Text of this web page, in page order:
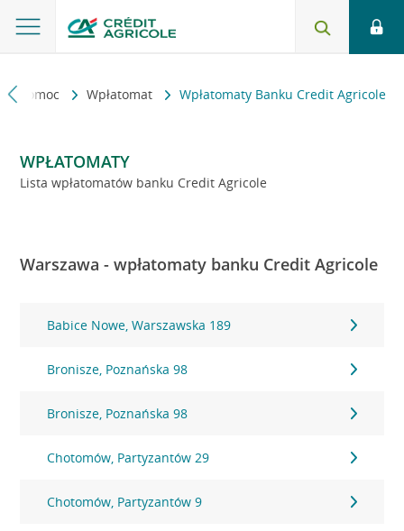
i pomoc Wpłatomat Wpłatomaty Banku Credit Agricole
WPŁATOMATY
Lista wpłatomatów banku Credit Agricole
Warszawa - wpłatomaty banku Credit Agricole
Babice Nowe, Warszawska 189
Bronisze, Poznańska 98
Bronisze, Poznańska 98
Chotomów, Partyzantów 29
Chotomów, Partyzantów 9